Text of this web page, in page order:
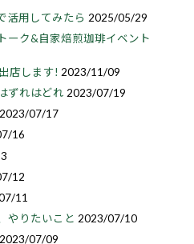
活用してみたら 2025/05/29
ーク&自家焙煎珈琲イベント
店します! 2023/11/09
ずれはどれ 2023/07/19
2023/07/17
16
12
11
やりたいこと 2023/07/10
2023/07/09